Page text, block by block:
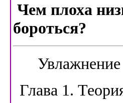
Чем плоха
бороться?
Глава 1.